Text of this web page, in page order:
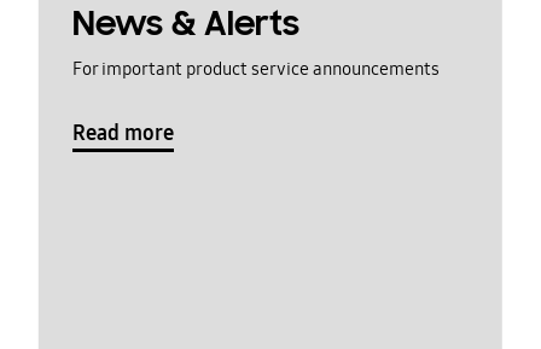
News & Alerts
For important product service announcements
Read more